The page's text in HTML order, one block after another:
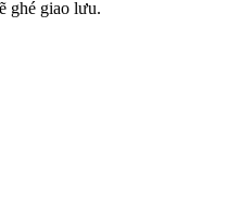
ghé giao lưu.